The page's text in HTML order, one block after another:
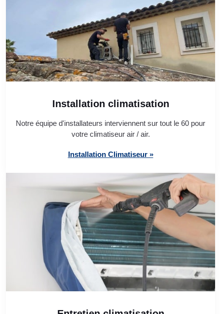
Installation climatisation
Notre équipe d'installateurs interviennent sur tout le 60 pour
votre climatiseur air / air.
Installation Climatiseur »